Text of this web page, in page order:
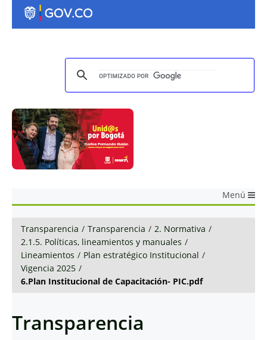
Menú
Transparencia / Transparencia / 2. Normativa /
2.1.5. Políticas, lineamientos y manuales /
Lineamientos / Plan estratégico Institucional /
Vigencia 2025 /
6.Plan Institucional de Capacitación- PIC.pdf
Transparencia